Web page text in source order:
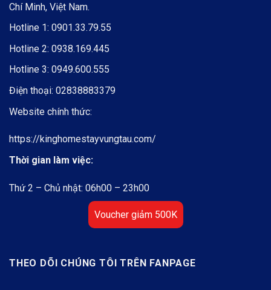
Chí Minh, Việt Nam.
Hotline 1: 0901.33.79.55
Hotline 2: 0938.169.445
Hotline 3: 0949.600.555
Điện thoại: 02838883379
Website chính thức:
https://kinghomestayvungtau.com/
Thời gian làm việc:
Thứ 2 – Chủ nhật: 06h00 – 23h00
Voucher giảm 500K
THEO DÕI CHÚNG TÔI TRÊN FANPAGE